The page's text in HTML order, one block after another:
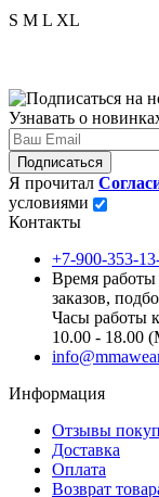
S M L XL
Узнавать о
Подписаться
Я прочитал
условиями
Контакты
+7-900-353-
Время
заказов,
Часы работы
10.00 - 18.00
Информация
Отзывы
Доставка
Оплата
Возврат